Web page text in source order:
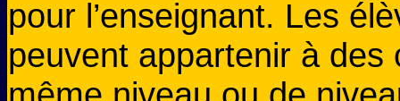
pour l’enseignant. Les
peuvent appartenir à des